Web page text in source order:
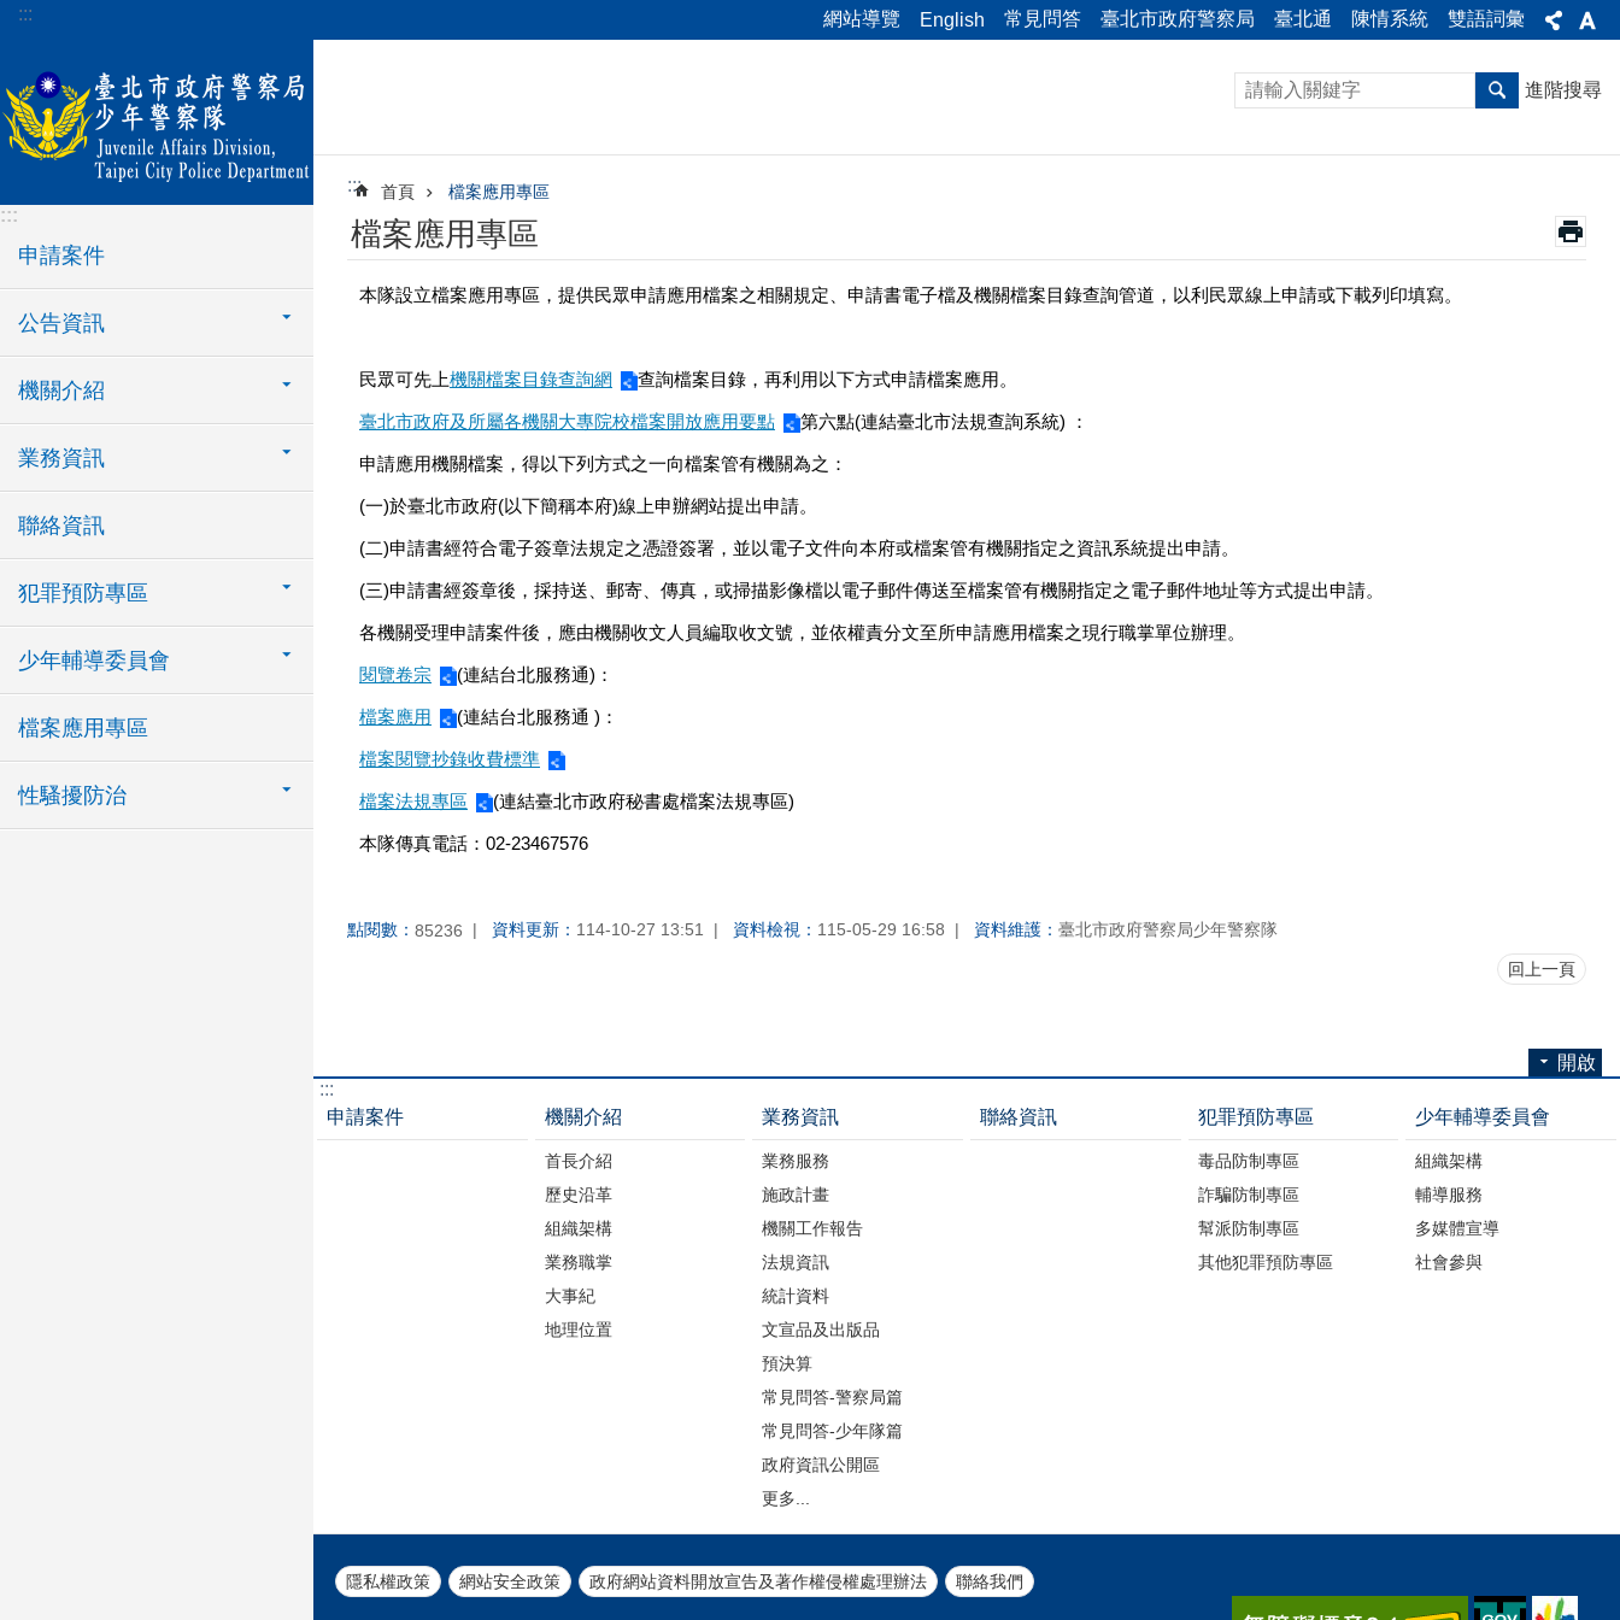
跳到主要內容區塊
::: 網站導覽 English 常見問答 臺北市政府警察局 臺北通 陳情系統 雙語詞彙
:::
申請案件
公告資訊
機關介紹
業務資訊
聯絡資訊
犯罪預防專區
少年輔導委員會
檔案應用專區
性騷擾防治
進階搜尋
::: 首頁 檔案應用專區
檔案應用專區
本隊設立檔案應用專區，提供民眾申請應用檔案之相關規定、申請書電子檔及機關檔案目錄查詢管道，以利民眾線上申請或下載列印填寫。
民眾可先上機關檔案目錄查詢網 查詢檔案目錄，再利用以下方式申請檔案應用。
臺北市政府及所屬各機關大專院校檔案開放應用要點 第六點(連結臺北市法規查詢系統) ：
申請應用機關檔案，得以下列方式之一向檔案管有機關為之：
(一)於臺北市政府(以下簡稱本府)線上申辦網站提出申請。
(二)申請書經符合電子簽章法規定之憑證簽署，並以電子文件向本府或檔案管有機關指定之資訊系統提出申請。
(三)申請書經簽章後，採持送、郵寄、傳真，或掃描影像檔以電子郵件傳送至檔案管有機關指定之電子郵件地址等方式提出申請。
各機關受理申請案件後，應由機關收文人員編取收文號，並依權責分文至所申請應用檔案之現行職掌單位辦理。
閱覽卷宗 (連結台北服務通)：
檔案應用 (連結台北服務通 )：
檔案閱覽抄錄收費標準
檔案法規專區 (連結臺北市政府秘書處檔案法規專區)
本隊傳真電話：02-23467576
點閱數： 85236 資料更新： 114-10-27 13:51 資料檢視： 115-05-29 16:58 資料維護： 臺北市政府警察局少年警察隊
回上一頁
開啟
:::
申請案件
機關介紹
首長介紹
歷史沿革
組織架構
業務職掌
大事紀
地理位置
業務資訊
業務服務
施政計畫
機關工作報告
法規資訊
統計資料
文宣品及出版品
預決算
常見問答-警察局篇
常見問答-少年隊篇
政府資訊公開區
更多...
聯絡資訊 犯罪預防專區
毒品防制專區
詐騙防制專區
幫派防制專區
其他犯罪預防專區
少年輔導委員會
組織架構
輔導服務
多媒體宣導
社會參與
隱私權政策 網站安全政策 政府網站資料開放宣告及著作權侵權處理辦法 聯絡我們